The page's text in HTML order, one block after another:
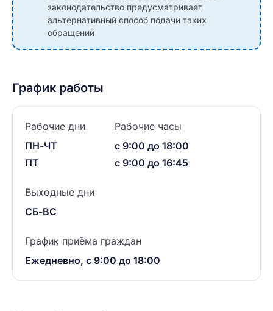
законодательство предусматривает
альтернативный способ подачи таких
обращений
График работы
Рабочие дни
ПН-ЧТ
ПТ
Рабочие часы
с 9:00 до 18:00
с 9:00 до 16:45
Выходные дни
СБ-ВС
График приёма граждан
Ежедневно, с 9:00 до 18:00